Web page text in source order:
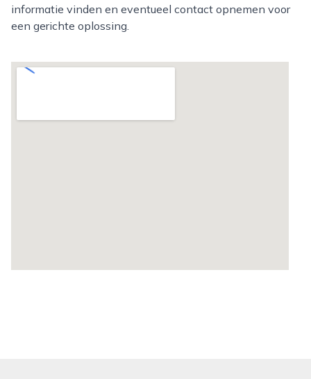
informatie vinden en eventueel contact opnemen voor
een gerichte oplossing.